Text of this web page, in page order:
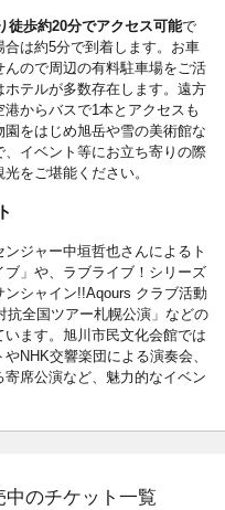
徒歩約20分でアクセス可能で
は約5分で到着します。お車
ので周辺の有料駐車場をご活
テルが多数存在します。遠方
からバスで1本とアクセスも
をはじめ旭岳や雪の美術館な
イベント等にお立ち寄りの際
をご堪能ください。
ジャー中垣哲也さんによるト
」や、ラブライブ！シリーズ
シャイン!!Aqours クラブ活動
抗全国ツアー札幌公演」などの
ます。旭川市民文化会館では
NHK交響楽団による演奏会、
席公演など、魅力的なイベン
のチケット一覧